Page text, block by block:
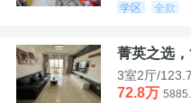
学区
全款
菁英之选
3室2厅/
72.8万